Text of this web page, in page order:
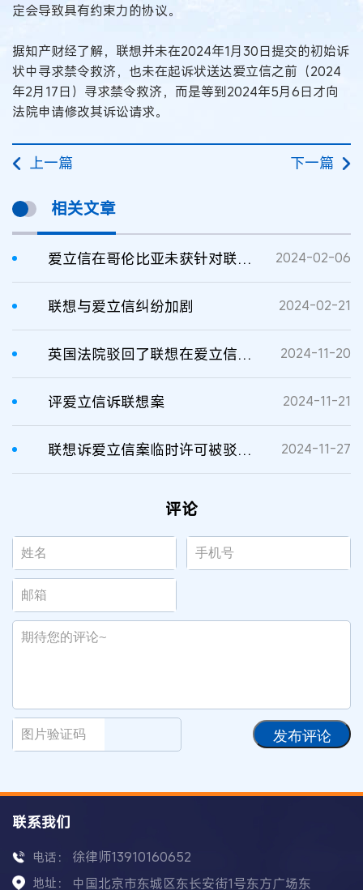
定会导致具有约束力的协议。
据知产财经了解，联想并未在2024年1月30日提交的初始诉
状中寻求禁令救济，也未在起诉状送达爱立信之前（2024
年2月17日）寻求禁令救济，而是等到2024年5月6日才向
法院申请修改其诉讼请求。
上一篇 下一篇
相关文章
爱立信在哥伦比亚未获针对联想的反诉禁令 2024-02-06
联想与爱立信纠纷加剧 2024-02-21
英国法院驳回了联想在爱立信纠纷中的临时许可请求 2024-11-20
评爱立信诉联想案 2024-11-21
联想诉爱立信案临时许可被驳回：案件详情与启示 2024-11-27
评论
发布评论
联系我们
电话： 徐律师13910160652
地址： 中国北京市东城区东长安街1号东方广场东